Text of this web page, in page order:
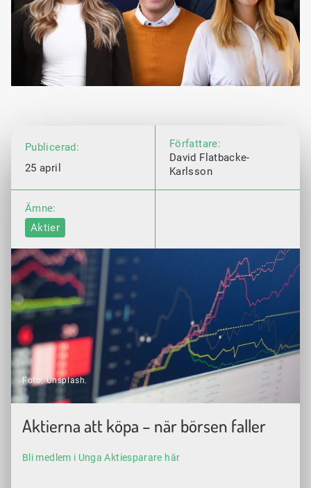
Publicerad:
25 april
Författare:
David Flatbacke-
Karlsson
Ämne:
Aktier
Foto: Unsplash.
Aktierna att köpa – när börsen faller
Bli medlem i Unga Aktiesparare här